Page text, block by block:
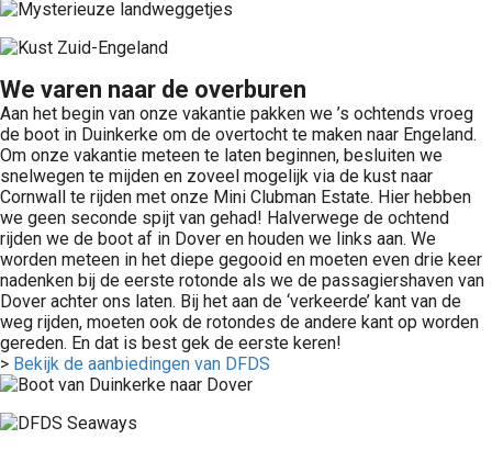
We varen naar de overburen
Aan het begin van onze vakantie pakken we ’s ochtends vroeg
de boot in Duinkerke om de overtocht te maken naar Engeland.
Om onze vakantie meteen te laten beginnen, besluiten we
snelwegen te mijden en zoveel mogelijk via de kust naar
Cornwall te rijden met onze Mini Clubman Estate. Hier hebben
we geen seconde spijt van gehad! Halverwege de ochtend
rijden we de boot af in Dover en houden we links aan. We
worden meteen in het diepe gegooid en moeten even drie keer
nadenken bij de eerste rotonde als we de passagiershaven van
Dover achter ons laten. Bij het aan de ‘verkeerde’ kant van de
weg rijden, moeten ook de rotondes de andere kant op worden
gereden. En dat is best gek de eerste keren!
> Bekijk de aanbiedingen van DFDS